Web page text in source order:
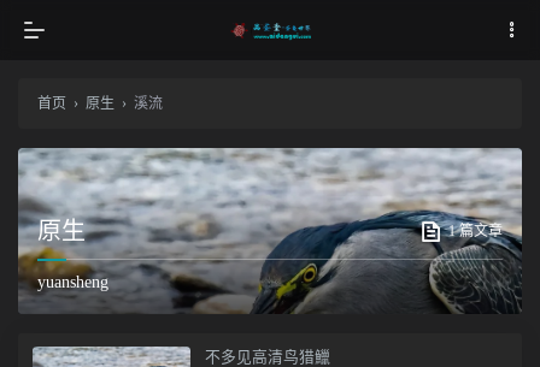
首页 › 原生 › 溪流
原生 1 篇文章
yuansheng
不多见高清鸟猎鱲